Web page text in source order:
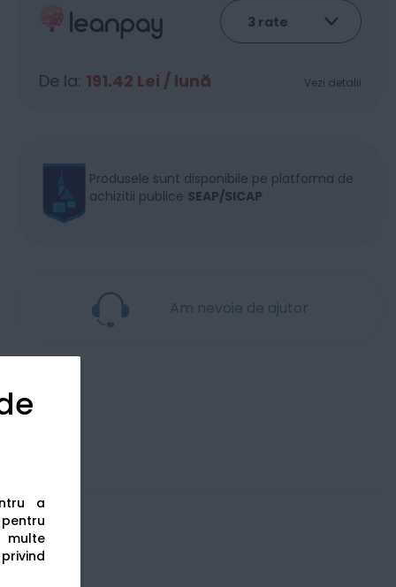
a
multe
De la: 191.42 Lei / lună Vezi detalii
Produsele sunt disponibile pe platforma de
achizitii publice SEAP/SICAP
Am nevoie de ajutor